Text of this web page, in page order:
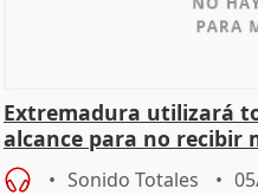
Extremadura utilizará
alcance para no recibir
Sonido Totales